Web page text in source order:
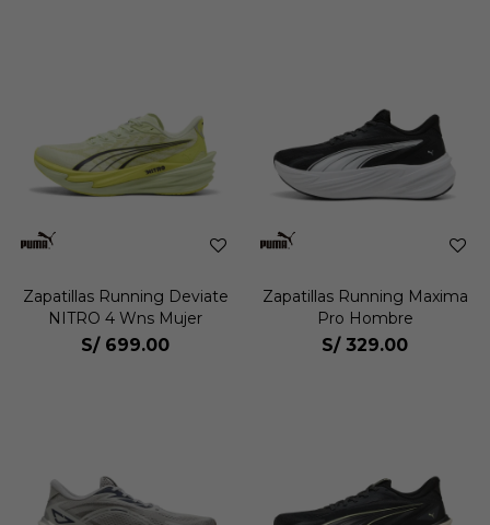
Zapatillas Running Deviate
NITRO 4 Wns Mujer
S/ 699.00
Zapatillas Running Maxima
Pro Hombre
S/ 329.00